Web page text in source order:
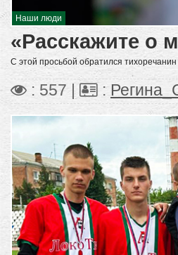
Наши люди
«Расскажите о
С этой просьбой обратился тихоречанин
: 557 | :